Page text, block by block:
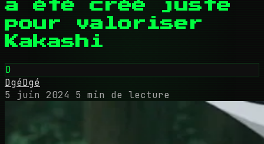
a été créé juste
pour valoriser
Kakashi
D
DgéDgé
5 juin 2024 5 min de lecture